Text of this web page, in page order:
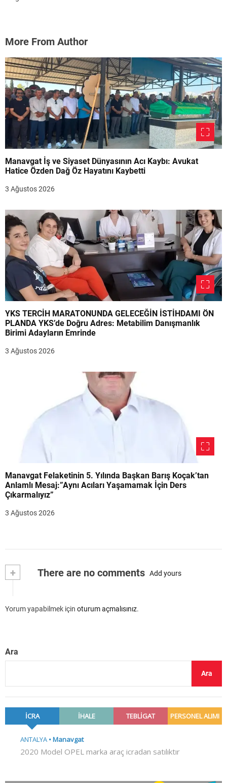
More From Author
Manavgat İş ve Siyaset Dünyasının Acı Kaybı: Avukat
Hatice Özden Dağ Öz Hayatını Kaybetti
3 Ağustos 2026
YKS TERCİH MARATONUNDA GELECEĞİN İSTİHDAMI ÖN
PLANDA YKS’de Doğru Adres: Metabilim Danışmanlık
Birimi Adayların Emrinde
3 Ağustos 2026
Manavgat Felaketinin 5. Yılında Başkan Barış Koçak’tan
Anlamlı Mesaj:”Aynı Acıları Yaşamamak İçin Ders
Çıkarmalıyız”
3 Ağustos 2026
+ There are no comments Add yours
Yorum yapabilmek için oturum açmalısınız.
Ara
Ara